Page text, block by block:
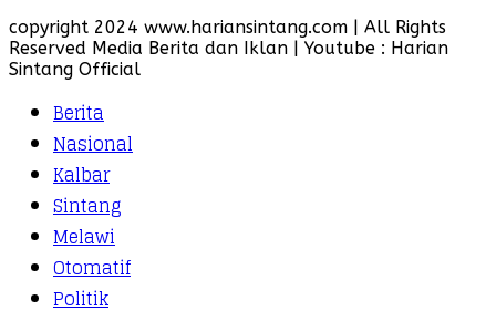
copyright 2024 www.hariansintang.com | All Rights
Reserved Media Berita dan Iklan | Youtube : Harian
Sintang Official
Berita
Nasional
Kalbar
Sintang
Melawi
Otomatif
Politik